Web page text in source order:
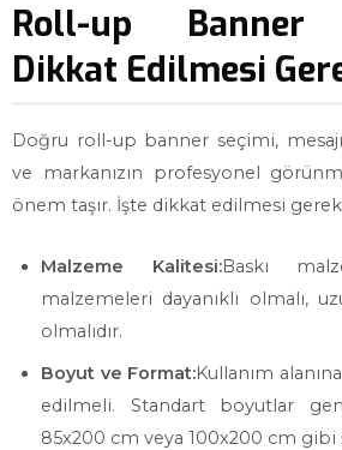
Roll-up Banner
Dikkat Edilmesi
Doğru roll-up banner seçimi,
ve markanızın profesyonel
önem taşır. İşte dikkat edilmesi
Malzeme Kalitesi:Baskı
malzemeleri dayanıklı olmalı,
olmalıdır.
Boyut ve Format:Kullanım
edilmeli. Standart boyutlar
85x200 cm veya 100x200 cm gibi